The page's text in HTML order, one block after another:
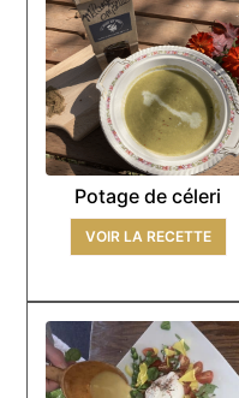
Potage de céleri
VOIR LA RECETTE